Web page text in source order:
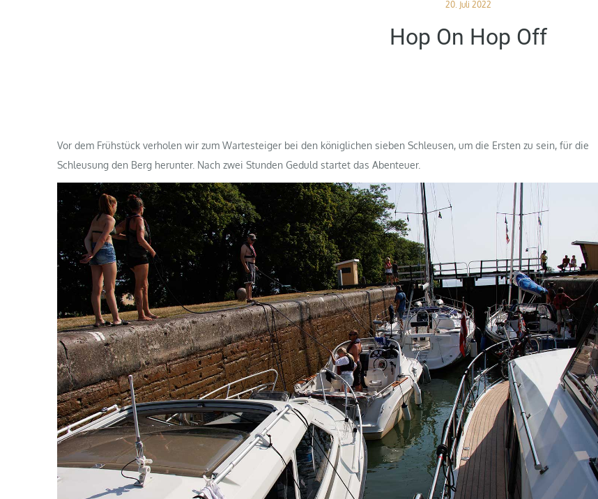
Posted
20. Juli 2022
Hop On Hop Off
Vor dem Frühstück verholen wir zum Wartesteiger bei den königlichen sieben Schleusen, um die Ersten zu sein, für die
Schleusung den Berg herunter. Nach zwei Stunden Geduld startet das Abenteuer.